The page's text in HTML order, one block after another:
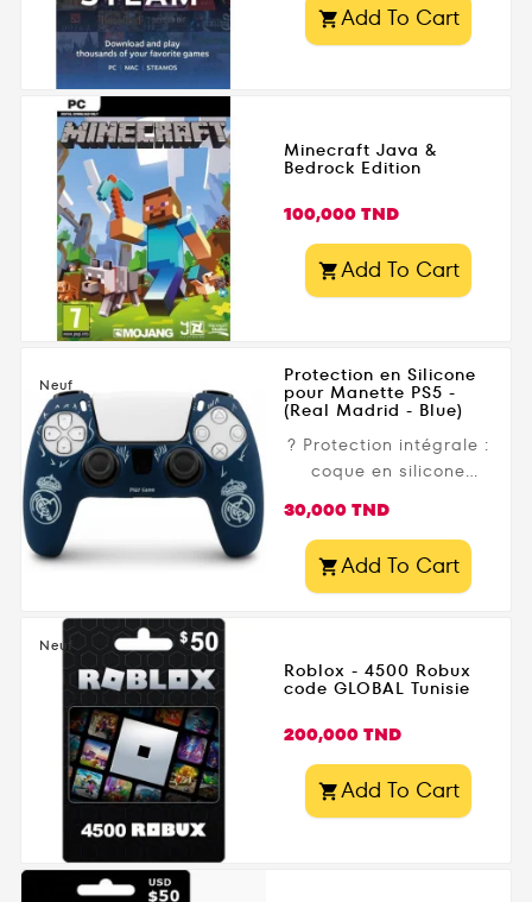
Add To Cart
Minecraft Java &
Bedrock Edition
Prix
100,000 TND
Add To Cart
Neuf Protection en Silicone
pour Manette PS5 -
(Real Madrid - Blue)
?️ Protection intégrale :
coque en silicone
qui protège votre
manette DualSense
PS5 contre les chocs,
optimale : revêtement
ergonomique pour un
meilleur grip et plus de
confort pendant les
longues sessions de
Prix
30,000 TND
Add To Cart
Neuf
Roblox - 4500 Robux
code GLOBAL Tunisie
Prix
200,000 TND
Add To Cart